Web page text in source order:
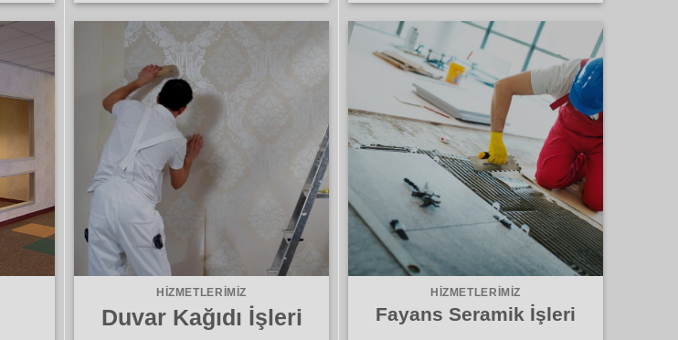
HIZMETLERIMIZ
Duvar Kağıdı İşleri
HIZMETLERIMIZ
Fayans Seramik İşleri